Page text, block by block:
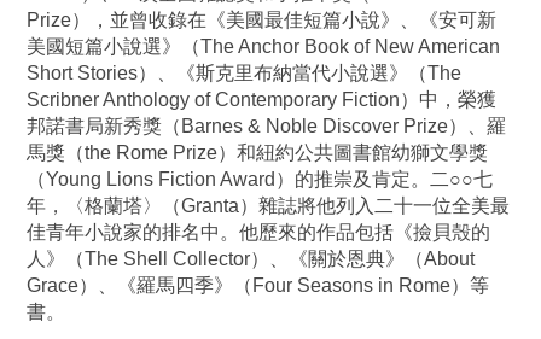
Prize），並曾收錄在《美國最佳短篇小說》、《安可新
美國短篇小說選》（The Anchor Book of New American
Short Stories）、《斯克里布納當代小說選》（The
Scribner Anthology of Contemporary Fiction）中，榮獲
邦諾書局新秀獎（Barnes & Noble Discover Prize）、羅
馬獎（the Rome Prize）和紐約公共圖書館幼獅文學獎
（Young Lions Fiction Award）的推崇及肯定。二○○七
年，〈格蘭塔〉（Granta）雜誌將他列入二十一位全美最
佳青年小說家的排名中。他歷來的作品包括《撿貝殼的
人》（The Shell Collector）、《關於恩典》（About
Grace）、《羅馬四季》（Four Seasons in Rome）等
書。